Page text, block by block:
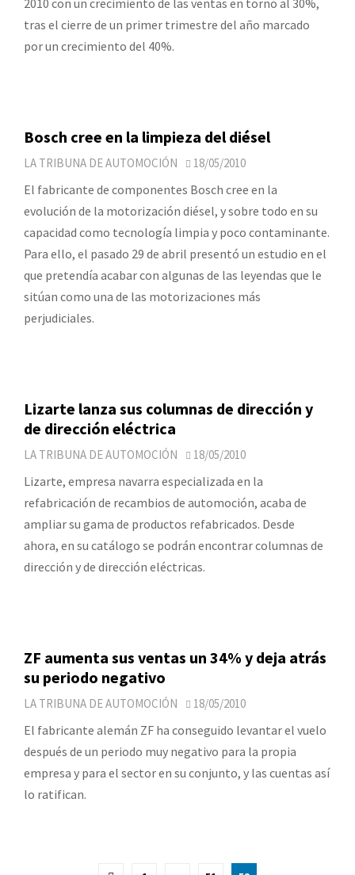
2010 con un crecimiento de las ventas en torno al 30%,
tras el cierre de un primer trimestre del año marcado
por un crecimiento del 40%.
Bosch cree en la limpieza del diésel
LA TRIBUNA DE AUTOMOCIÓN 18/05/2010
El fabricante de componentes Bosch cree en la
evolución de la motorización diésel, y sobre todo en su
capacidad como tecnología limpia y poco contaminante.
Para ello, el pasado 29 de abril presentó un estudio en el
que pretendía acabar con algunas de las leyendas que le
sitúan como una de las motorizaciones más
perjudiciales.
Lizarte lanza sus columnas de dirección y
de dirección eléctrica
LA TRIBUNA DE AUTOMOCIÓN 18/05/2010
Lizarte, empresa navarra especializada en la
refabricación de recambios de automoción, acaba de
ampliar su gama de productos refabricados. Desde
ahora, en su catálogo se podrán encontrar columnas de
dirección y de dirección eléctricas.
ZF aumenta sus ventas un 34% y deja atrás
su periodo negativo
LA TRIBUNA DE AUTOMOCIÓN 18/05/2010
El fabricante alemán ZF ha conseguido levantar el vuelo
después de un periodo muy negativo para la propia
empresa y para el sector en su conjunto, y las cuentas así
lo ratifican.